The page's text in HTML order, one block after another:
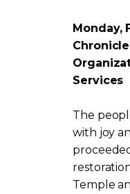
Monday,
Services
The
with joy
Temple